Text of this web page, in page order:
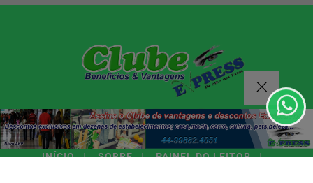
INÍCIO | SOBRE | PAINEL DO LEITOR |
de navegação. Ao continuar o acesso, entendemos que
você concorda com nossos Termos de Uso e
ACESSE NOSSOS TERMOS
CLICANDO AQUI
PROSSEGUIR